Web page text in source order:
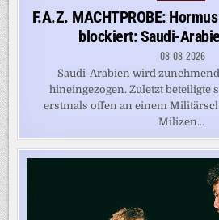
in
F.A.Z. MACHTPROBE:
blockiert: Saudi-
08-08-2026
Saudi-Arabien wird
hineingezogen. Zuletzt beteiligte
erstmals offen an einem
Milizen...